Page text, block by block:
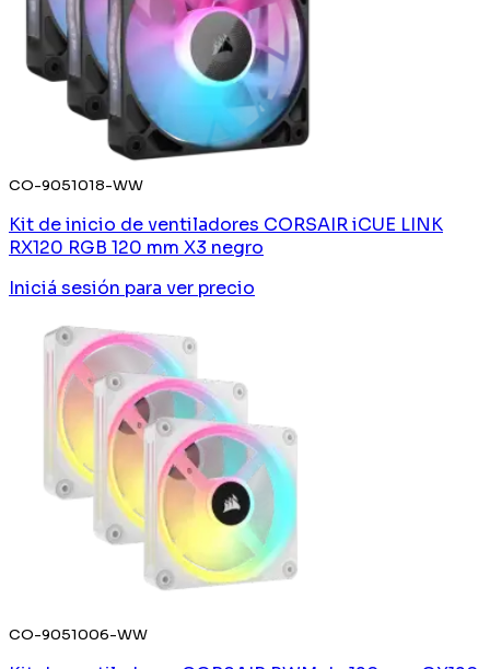
CO-9051018-WW
Kit de inicio de ventiladores CORSAIR iCUE LINK
RX120 RGB 120 mm X3 negro
Iniciá sesión para ver precio
CO-9051006-WW